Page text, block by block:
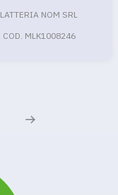
LATTERIA NOM SRL
COD. MLK1008246